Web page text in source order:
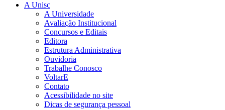
A Unisc
A Universidade
Avaliação Institucional
Concursos e Editais
Editora
Estrutura Administrativa
Ouvidoria
Trabalhe Conosco
VoltarE
Contato
Acessibilidade no site
Dicas de segurança pessoal